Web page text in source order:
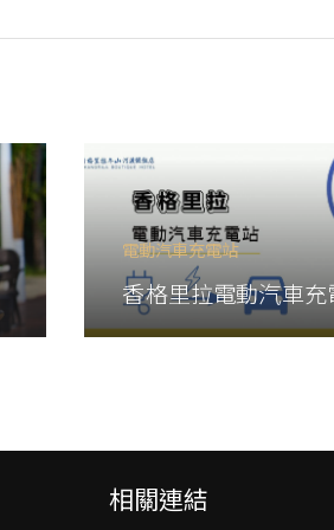
電動汽車充電站
香格里拉電動汽車充
相關連結